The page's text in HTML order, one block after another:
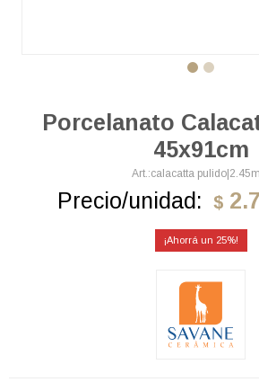
Porcelanato
45x91cm
calacatta
Precio/unidad: $
25